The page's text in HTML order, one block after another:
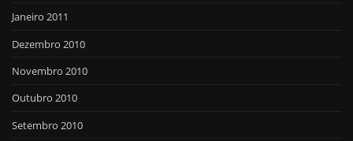
Janeiro 2011
Dezembro 2010
Novembro 2010
Outubro 2010
Setembro 2010